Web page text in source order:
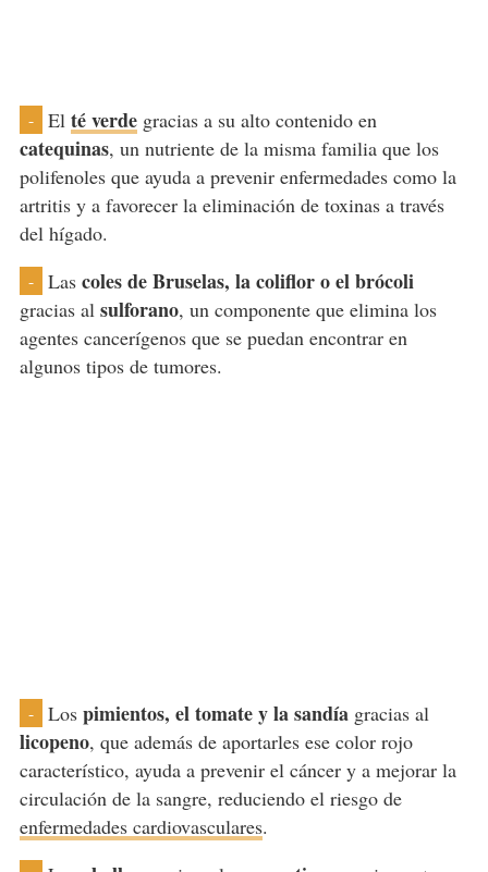
- El té verdegracias a su alto contenido en
catequinas, un nutriente de la misma familia que los
polifenoles que ayuda a prevenir enfermedades como la
artritis y a favorecer la eliminación de toxinas a través
del hígado.
- Las coles de Bruselas, la coliflor o el brócoli
gracias al sulforano, un componente que elimina los
agentes cancerígenos que se puedan encontrar en
algunos tipos de tumores.
- Los pimientos, el tomate y la sandíagracias al
licopeno, que además de aportarles ese color rojo
característico, ayuda a prevenir el cáncer y a mejorar la
circulación de la sangre, reduciendo el riesgo de
enfermedades cardiovasculares.